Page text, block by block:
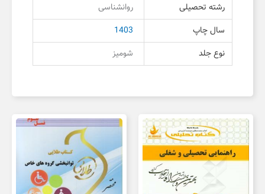
رشته تحصیلی
روانشناسی
سال چاپ
1403
نوع جلد
شومیز